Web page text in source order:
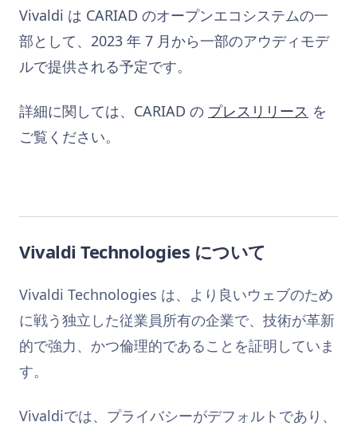
Vivaldi は CARIAD のオープンエコシステムの一
部として、2023 年 7 月から一部のアウディモデ
ルで提供される予定です。
詳細に関しては、CARIAD の プレスリリース を
ご覧ください。
Vivaldi Technologies について
Vivaldi Technologies は、より良いウェブのため
に戦う独立した従業員所有の企業で、技術が革新
的で強力、かつ倫理的であることを証明していま
す。
Vivaldiでは、プライバシーがデフォルトであり、